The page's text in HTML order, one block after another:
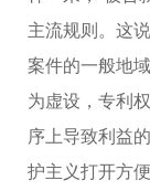
主流规则。这
案件的一般地
为虚设，专利
序上导致利益
护主义打开方便